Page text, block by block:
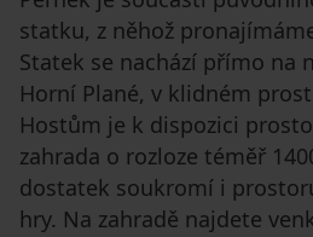
statku, z něhož
Statek se nachází přímo na
Horní Plané, v klidném
Hostům je k dispozici
zahrada o rozloze téměř
dostatek soukromí i
hry. Na zahradě najdete